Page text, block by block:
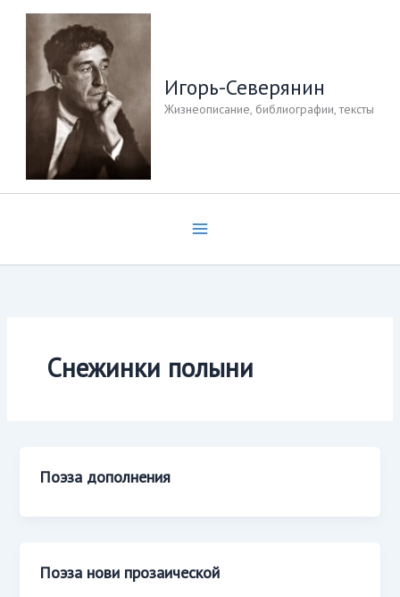
Перейти
содержимому
Игорь-Северянин
Жизнеописание, библиографии, тексты
Снежинки полыни
Поэза дополнения
Поэза нови прозаической